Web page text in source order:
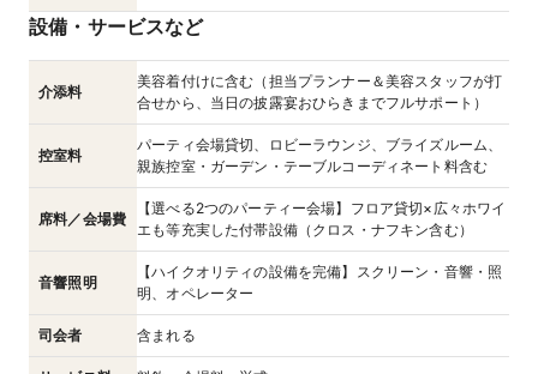
設備・サービスなど
介添料
美容着付けに含む（担当プランナー＆美容スタッフが打
合せから、当日の披露宴おひらきまでフルサポート）
控室料
パーティ会場貸切、ロビーラウンジ、ブライズルーム、
親族控室・ガーデン・テーブルコーディネート料含む
席料／会場費
【選べる2つのパーティー会場】フロア貸切×広々ホワイ
エも等充実した付帯設備（クロス・ナフキン含む）
音響照明
【ハイクオリティの設備を完備】スクリーン・音響・照
明、オペレーター
司会者 含まれる